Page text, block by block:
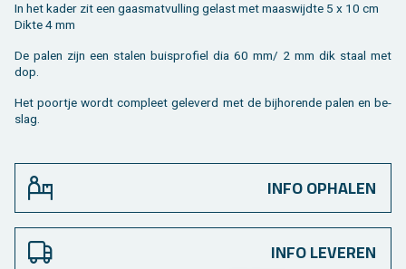
In het kader zit een gaas­mat­vul­ling ge­last met maas­wijd­te 5 x 10 cm
Dikte 4 mm
De palen zijn een sta­len buis­pro­fiel dia 60 mm/ 2 mm dik staal met
dop.
Het poort­je wordt com­pleet ge­le­verd met de bij­ho­ren­de palen en be­
slag.
INFO OPHALEN
INFO LEVEREN